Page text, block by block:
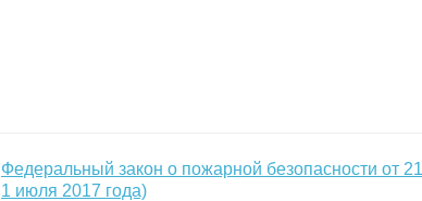
Федеральный закон о пожарной безопасности от
1 июля 2017 года)